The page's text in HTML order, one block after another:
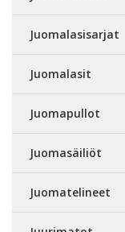
Juomalasisarjat
Juomalasit
Juomapullot
Juomasäiliöt
Juomatelineet